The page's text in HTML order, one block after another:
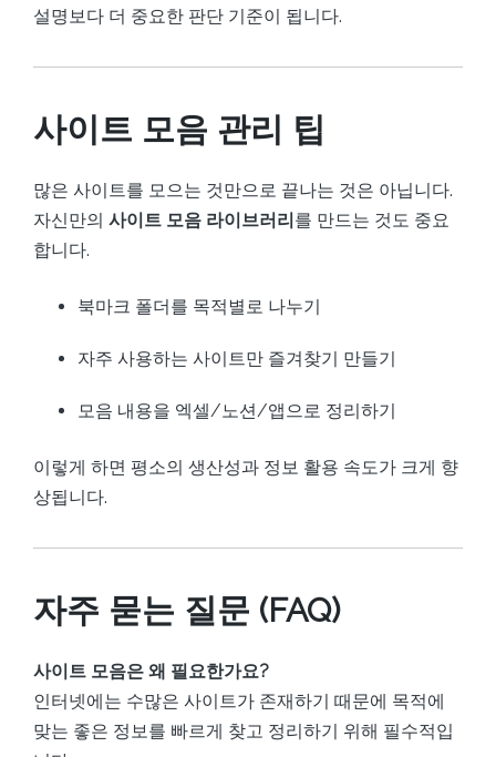
설명보다 더 중요한 판단 기준이 됩니다.
사이트 모음 관리 팁
많은 사이트를 모으는 것만으로 끝나는 것은 아닙니다.
자신만의 사이트 모음 라이브러리를 만드는 것도 중요
합니다.
북마크 폴더를 목적별로 나누기
자주 사용하는 사이트만 즐겨찾기 만들기
모음 내용을 엑셀/노션/앱으로 정리하기
이렇게 하면 평소의 생산성과 정보 활용 속도가 크게 향
상됩니다.
자주 묻는 질문 (FAQ)
사이트 모음은 왜 필요한가요?
인터넷에는 수많은 사이트가 존재하기 때문에 목적에
맞는 좋은 정보를 빠르게 찾고 정리하기 위해 필수적입